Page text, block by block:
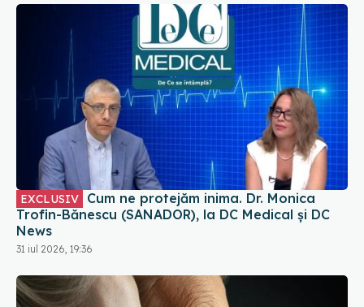
EXCLUSIV
Trofin-Bănescu (SANADOR), la DC Medical și DC
News
31 iul 2026, 19:36